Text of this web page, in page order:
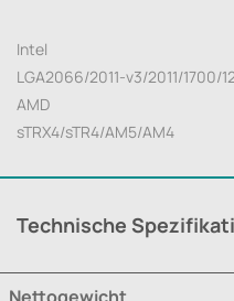
Intel
LGA2066/2011-v3/2011/1700/
AMD
sTRX4/sTR4/AM5/AM4
Technische